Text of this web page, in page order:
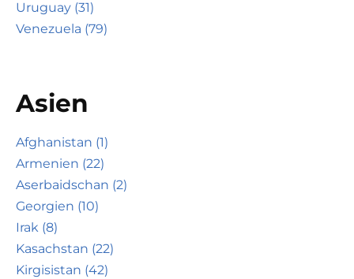
Uruguay (31)
Venezuela (79)
Asien
Afghanistan (1)
Armenien (22)
Aserbaidschan (2)
Georgien (10)
Irak (8)
Kasachstan (22)
Kirgisistan (42)